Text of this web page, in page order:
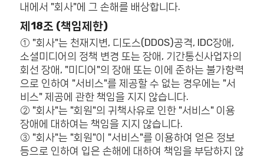
내에서 "회사"에 그 손해를 배상합니다.
제18조 (책임제한)
① "회사"는 천재지변, 디도스(DDOS)공격, IDC장애,
소셜미디어의 정책 변경 또는 장애, 기간통신사업자의
회선 장애, "미디어"의 장애 또는 이에 준하는 불가항력
으로 인하여 "서비스"를 제공할 수 없는 경우에는 "서
비스" 제공에 관한 책임을 지지 않습니다.
② "회사"는 "회원"의 귀책사유로 인한 "서비스" 이용
장애에 대하여는 책임을 지지 않습니다.
③ "회사"는 "회원"이 "서비스"를 이용하여 얻은 정보
등으로 인하여 입은 손해에 대하여 책임을 부담하지 않